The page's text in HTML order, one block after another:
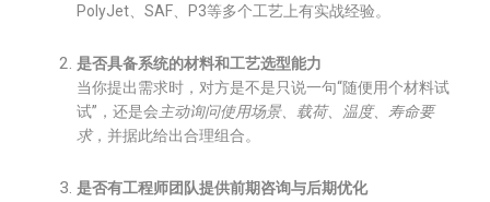
PolyJet、SAF、P3等多个工艺上有实战经验。
是否具备系统的材料和工艺选型能力
当你提出需求时，对方是不是只说一句“随便用个材料试
试”，还是会 主动询问使用场景、载荷、温度、寿命要
求，并据此给出合理组合。
是否有工程师团队提供前期咨询与后期优化